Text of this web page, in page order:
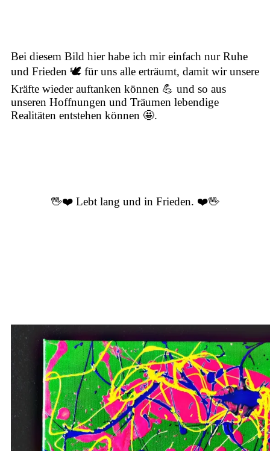
Bei diesem Bild hier habe ich mir einfach nurRuhe
und Frieden 🕊️ für uns alle erträumt, damit wir unsere
Kräftewiederauftanken können 💪 und so aus
unseren Hoffnungen und Träumen lebendige
Realitäten entstehen können 🤩.
🖖❤️ Lebt lang und in Frieden. ❤️🖖